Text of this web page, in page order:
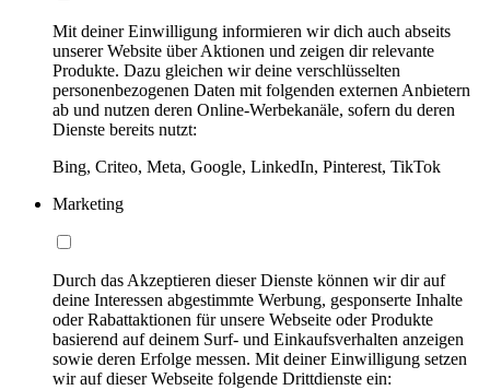
Mit deiner Einwilligung informieren wir dich auch abseits
unserer Website über Aktionen und zeigen dir relevante
Produkte. Dazu gleichen wir deine verschlüsselten
personenbezogenen Daten mit folgenden externen Anbietern
ab und nutzen deren Online-Werbekanäle, sofern du deren
Dienste bereits nutzt:
Bing, Criteo, Meta, Google, LinkedIn, Pinterest, TikTok
Marketing
Durch das Akzeptieren dieser Dienste können wir dir auf
deine Interessen abgestimmte Werbung, gesponserte Inhalte
oder Rabattaktionen für unsere Webseite oder Produkte
basierend auf deinem Surf- und Einkaufsverhalten anzeigen
sowie deren Erfolge messen. Mit deiner Einwilligung setzen
wir auf dieser Webseite folgende Drittdienste ein: